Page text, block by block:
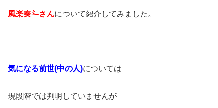
風楽奏斗さんについて紹介してみました。
気になる前世(中の人)については
現段階では判明していませんが